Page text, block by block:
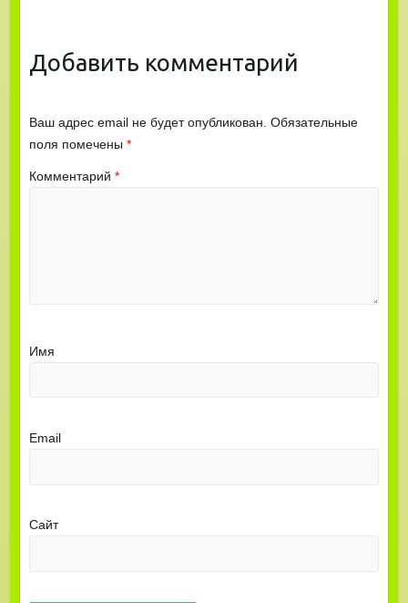
Добавить комментарий
Ваш адрес email не будет опубликован. Обязательные
поля помечены *
Комментарий *
Имя
Email
Сайт